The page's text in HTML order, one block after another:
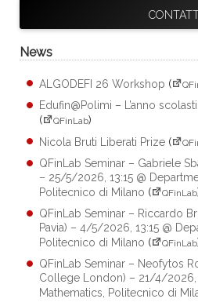
News
ALGODEFI 26 Workshop (
Edufin@Polimi – L’anno
(
QFinLab)
Nicola Bruti Liberati Prize (
QFinLab Seminar – Gabriele
– 25/5/2026, 13:15 @
Politecnico di Milano ( QFinLab
QFinLab Seminar – Riccardo
Pavia) – 4/5/2026, 13:15 @
Politecnico di Milano ( QFinLab
QFinLab Seminar – Neofytos
College London) – 21/4/2026,
Mathematics, Politecnico di